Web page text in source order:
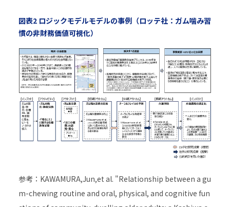
図表2 ロジックモデルモデルの事例（ロッテ社：ガム噛み習
慣の非財務価値可視化）
参考：KAWAMURA,Jun,et al. "Relationship between a gu
m-chewing routine and oral, physical, and cognitive fun